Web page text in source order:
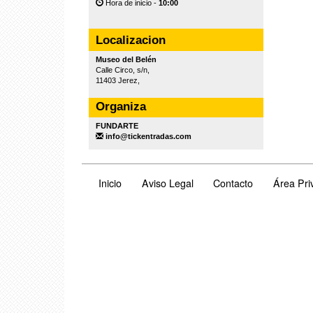
Hora de inicio -10:00
Localizacion
Museo del Belén
Calle Circo, s/n,
11403 Jerez,
Organiza
FUNDARTE
info@tickentradas.com
Inicio Aviso Legal Contacto Área